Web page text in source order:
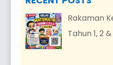
Rakaman
Tahun 1, 2